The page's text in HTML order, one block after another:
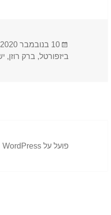
פורסם
בתאריך
10 בנובמבר 2020
ביזפורטל, ברק רוזן,
פועל על WordPress